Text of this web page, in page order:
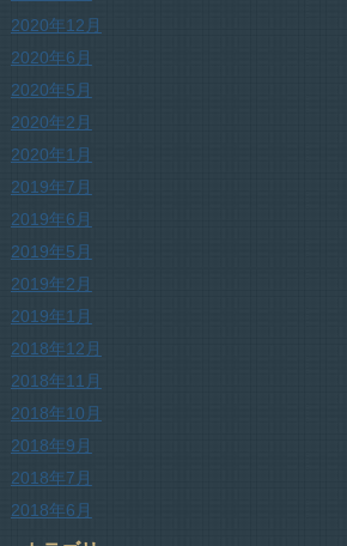
2020年12月
2020年6月
2020年5月
2020年2月
2020年1月
2019年7月
2019年6月
2019年5月
2019年2月
2019年1月
2018年12月
2018年11月
2018年10月
2018年9月
2018年7月
2018年6月